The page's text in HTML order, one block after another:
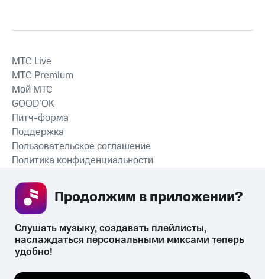
СКАЧАТЬ ПРИЛОЖЕНИЕ
MTС Live
MTС Premium
Мой МТС
GOOD’OK
Питч-форма
Поддержка
Пользовательское соглашение
Политика конфиденциальности
психотропных веществ, их аналогов причиняет вред здоровью,
Слушать музыку, создавать плейлисты,
наслаждаться персональными миксами теперь
удобно!